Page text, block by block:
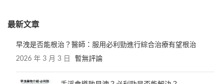
最新文章
早洩是否能根治？醫師：服用必利勁進行綜合治療有望根治
2026 年 3 月 3 日 暫無評論